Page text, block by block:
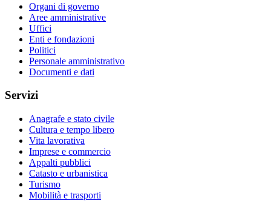
Organi di governo
Aree amministrative
Uffici
Enti e fondazioni
Politici
Personale amministrativo
Documenti e dati
Servizi
Anagrafe e stato civile
Cultura e tempo libero
Vita lavorativa
Imprese e commercio
Appalti pubblici
Catasto e urbanistica
Turismo
Mobilità e trasporti